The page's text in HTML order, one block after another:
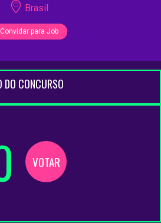
Brasil
Convidar para Job
DO CONCURSO
VOTAR